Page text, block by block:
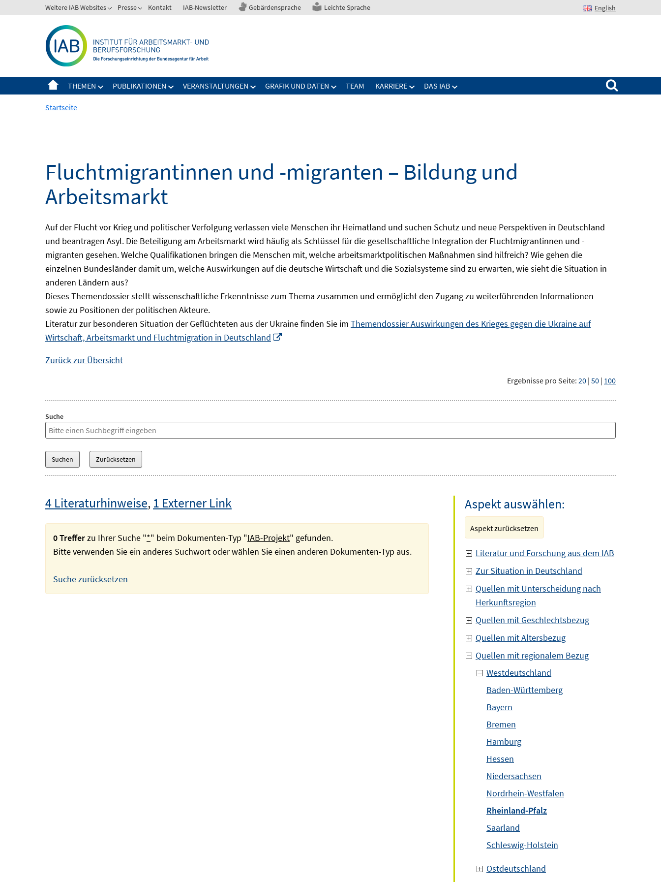
zum
Weitere IAB Websites Presse Kontakt IAB-Newsletter Gebärdensprache Leichte Sprache English
THEMEN PUBLIKATIONEN VERANSTALTUNGEN GRAFIK UND DATEN TEAM KARRIERE DAS IAB
Suchen nach:
Startseite
Fluchtmigrantinnen und -migranten – Bildung und
Arbeitsmarkt
Auf der Flucht vor Krieg und politischer Verfolgung verlassen viele Menschen ihr Heimatland und suchen Schutz und neue Perspektiven in Deutschland
und beantragen Asyl. Die Beteiligung am Arbeitsmarkt wird häufig als Schlüssel für die gesellschaftliche Integration der Fluchtmigrantinnen und -
migranten gesehen. Welche Qualifikationen bringen die Menschen mit, welche arbeitsmarktpolitischen Maßnahmen sind hilfreich? Wie gehen die
einzelnen Bundesländer damit um, welche Auswirkungen auf die deutsche Wirtschaft und die Sozialsysteme sind zu erwarten, wie sieht die Situation in
anderen Ländern aus?
Dieses Themendossier stellt wissenschaftliche Erkenntnisse zum Thema zusammen und ermöglicht den Zugang zu weiterführenden Informationen
sowie zu Positionen der politischen Akteure.
Literatur zur besonderen Situation der Geflüchteten aus der Ukraine finden Sie im Themendossier Auswirkungen des Krieges gegen die Ukraine auf
Wirtschaft, Arbeitsmarkt und Fluchtmigration in Deutschland
Zurück zur Übersicht
Ergebnisse pro Seite: 20 | 50 | 100
Suche
4 Literaturhinweise, 1 Externer Link
0 Trefferzu Ihrer Suche "*" beim Dokumenten-Typ "IAB-Projekt" gefunden.
Bitte verwenden Sie ein anderes Suchwort oder wählen Sie einen anderen Dokumenten-Typ aus.
Suche zurücksetzen
Aspekt auswählen:
Aspekt zurücksetzen
Literatur und Forschung aus dem IAB
Zur Situation in Deutschland
Quellen mit Unterscheidung nach
Herkunftsregion
Quellen mit Geschlechtsbezug
Quellen mit Altersbezug
Quellen mit regionalem Bezug
Westdeutschland
Baden-Württemberg
Bayern
Bremen
Hamburg
Hessen
Niedersachsen
Nordrhein-Westfalen
Rheinland-Pfalz
Saarland
Schleswig-Holstein
Ostdeutschland